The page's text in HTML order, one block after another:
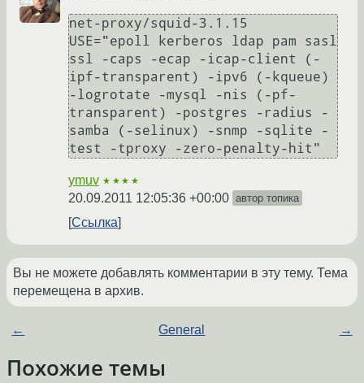
net-proxy/squid-3.1.15
USE="epoll kerberos ldap pam sasl
ssl -caps -ecap -icap-client (-
ipf-transparent) -ipv6 (-kqueue)
-logrotate -mysql -nis (-pf-
transparent) -postgres -radius -
samba (-selinux) -snmp -sqlite -
test -tproxy -zero-penalty-hit"
ymuv ★★★★
20.09.2011 12:05:36 +00:00 автор топика
Ссылка
Вы не можете добавлять комментарии в эту тему. Тема
перемещена в архив.
← General →
Похожие темы